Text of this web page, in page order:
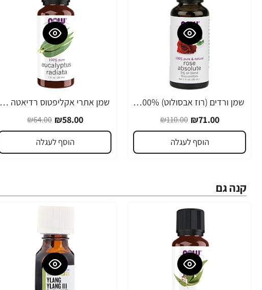
-35%
שמן ורדים (רוז אבסולוט) 100% טהור 30 מ”ל - מבית NOW FOODS
₪71.00
₪110.00
הוסף לעגלה
-9%
שמן אתרי אקליפטוס רדיאטה 30 מ”ל - מבית NOW FOODS
₪58.00
₪64.00
הוסף לעגלה
קנה גם